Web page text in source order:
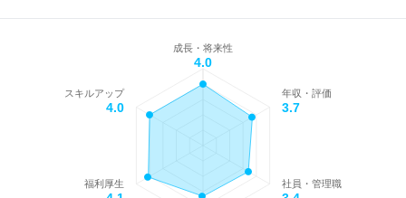
成長・将来性
4.0
年収・評価
3.7
社員・管理職
福利厚生
スキルアップ
4.0